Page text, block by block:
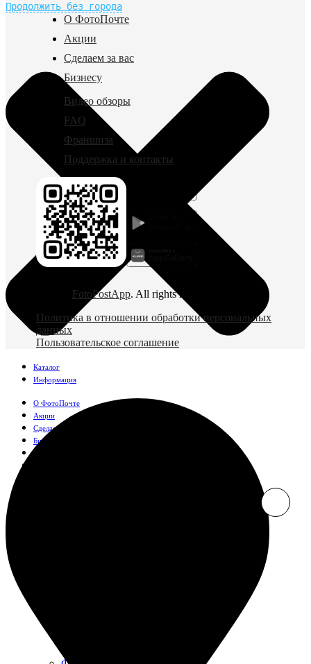
Продолжить без города
О ФотоПочте
Акции
Сделаем за вас
Бизнесу
Видео обзоры
FAQ
Франшиза
Поддержка и контакты
FotoPostApp. All rights reserved
Политика в отношении обработки персональных
данных
Пользовательское соглашение
Каталог
Информация
О ФотоПочте
Акции
Сделаем за вас
Бизнесу